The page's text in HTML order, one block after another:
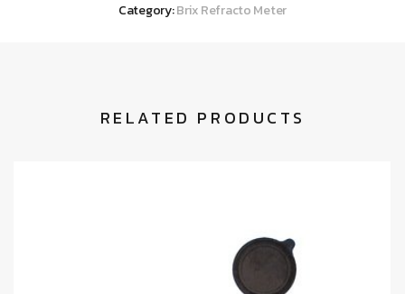
Category:Brix Refracto Meter
RELATED PRODUCTS